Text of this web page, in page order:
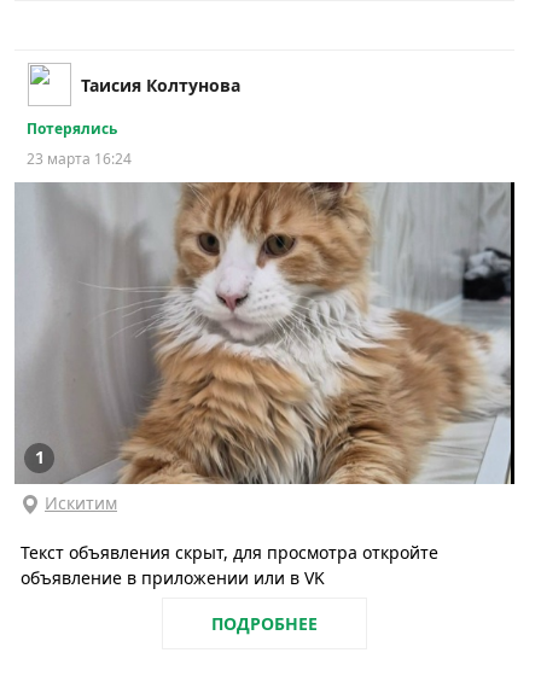
Таисия Колтунова
Потерялись
23 марта 16:24
1
Искитим
Текст объявления скрыт, для просмотра откройте
объявление в приложении или в VK
ПОДРОБНЕЕ